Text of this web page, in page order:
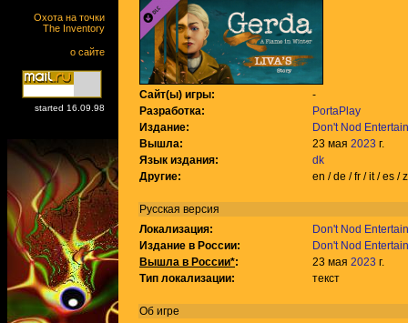
Охота на точки
The Inventory
о сайте
started 16.09.98
Сайт(ы) игры:
-
Разработка:
PortaPlay
Издание:
Don't Nod
Вышла:
23 мая 2023 г.
Язык издания:
dk
Другие:
en / de / fr / it / es /
Русская версия
Локализация:
Don't Nod
Издание в России:
Don't Nod
Вышла в России*: 23 мая 2023 г.
Тип локализации:
текст
Об игре